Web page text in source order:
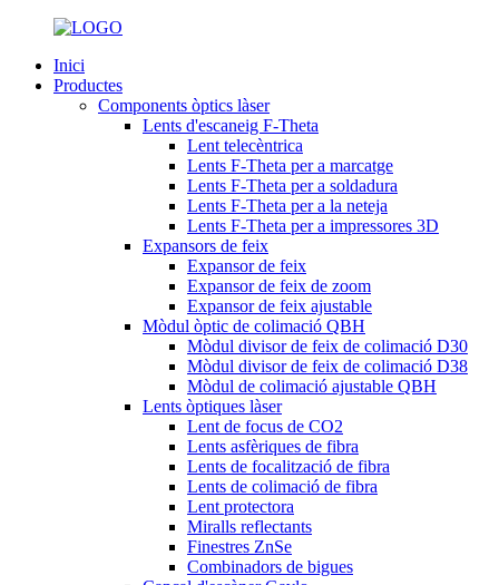
Inici
Productes
Components òptics làser
Lents d'escaneig F-Theta
Lent telecèntrica
Lents F-Theta per a marcatge
Lents F-Theta per a soldadura
Lents F-Theta per a la neteja
Lents F-Theta per a impressores 3D
Expansors de feix
Expansor de feix
Expansor de feix de zoom
Expansor de feix ajustable
Mòdul òptic de colimació QBH
Mòdul divisor de feix de colimació D30
Mòdul divisor de feix de colimació D38
Mòdul de colimació ajustable QBH
Lents òptiques làser
Lent de focus de CO2
Lents asfèriques de fibra
Lents de focalització de fibra
Lents de colimació de fibra
Lent protectora
Miralls reflectants
Finestres ZnSe
Combinadors de bigues